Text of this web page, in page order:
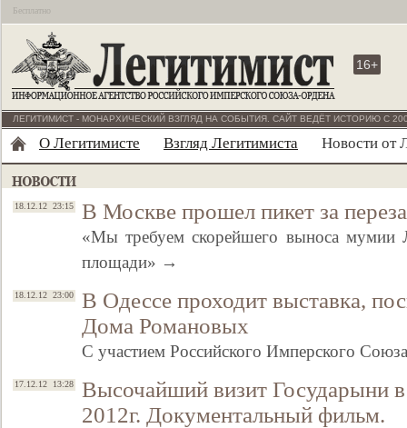
Бесплатно
16+
ЛЕГИТИМИСТ - МОНАРХИЧЕСКИЙ ВЗГЛЯД НА СОБЫТИЯ. САЙТ ВЕДЁТ ИСТОРИЮ С
О Легитимисте Взгляд Легитимиста Новости от
18.12.12 23:15 В Москве прошел пикет за
«Мы требуем скорейшего выноса мумии
площади» →
18.12.12 23:00
В Одессе проходит выставка,
Дома Романовых
С участием Российского Имперского
17.12.12 13:28
Высочайший визит Государыни
2012г. Документальный фильм.